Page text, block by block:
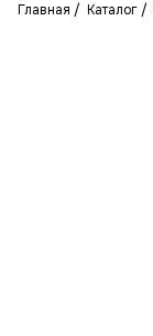
Главная Каталог